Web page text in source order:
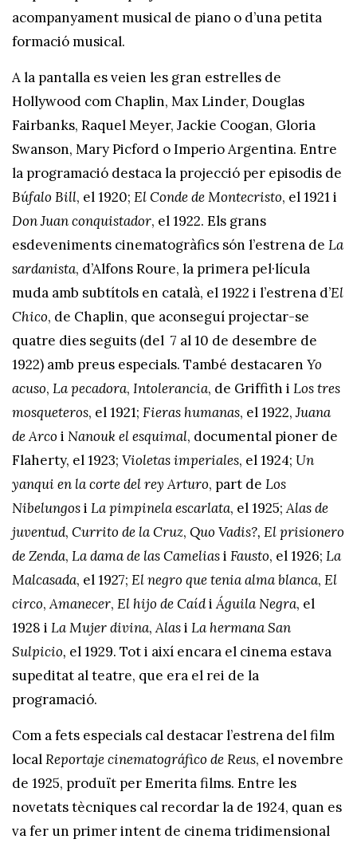
acompanyament musical de piano o d’una petita
formació musical.
A la pantalla es veien les gran estrelles de
Hollywood com Chaplin, Max Linder, Douglas
Fairbanks, Raquel Meyer, Jackie Coogan, Gloria
Swanson, Mary Picford o Imperio Argentina. Entre
la programació destaca la projecció per episodis de
Búfalo Bill, el 1920; El Conde de Montecristo, el 1921 i
Don Juan conquistador, el 1922. Els grans
esdeveniments cinematogràfics són l’estrena de La
sardanista, d’Alfons Roure, la primera pel·lícula
muda amb subtítols en català, el 1922 i l’estrena d’El
Chico, de Chaplin, que aconseguí projectar-se
quatre dies seguits (del 7 al 10 de desembre de
1922) amb preus especials. També destacaren Yo
acuso, La pecadora, Intolerancia, de Griffith i Los tres
mosqueteros, el 1921; Fieras humanas, el 1922,Juana
de Arco i Nanouk el esquimal, documental pioner de
Flaherty, el 1923; Violetas imperiales, el 1924; Un
yanqui en la corte del rey Arturo, part de Los
Nibelungosi La pimpinela escarlata, el 1925;Alas de
juventud, Currito de la Cruz, Quo Vadis?, El prisionero
de Zenda, La dama de las Cameliasi Fausto, el 1926; La
Malcasada, el 1927; El negro que tenia alma blanca, El
circo,Amanecer, El hijo de CaídiÁguila Negra, el
1928 i La Mujer divina,Alasi La hermana San
Sulpicio, el 1929. Tot i així encara el cinema estava
supeditat al teatre, que era el rei de la
programació.
Com a fets especials cal destacar l’estrena del film
localReportaje cinematográfico de Reus, el novembre
de 1925, produït per Emerita films. Entre les
novetats tècniques cal recordar la de 1924, quan es
va fer un primer intent de cinema tridimensional